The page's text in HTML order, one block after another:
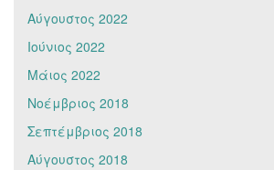
Αύγουστος 2022
Ιούνιος 2022
Μάιος 2022
Νοέμβριος 2018
Σεπτέμβριος 2018
Αύγουστος 2018